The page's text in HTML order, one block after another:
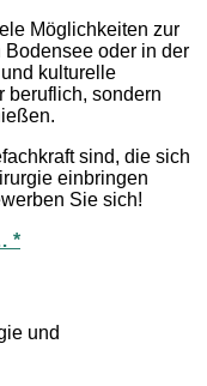
Möglichkeiten zur
oder in der
kulturelle
beruflich, sondern
sind, die sich
einbringen
Sie sich!
*
und